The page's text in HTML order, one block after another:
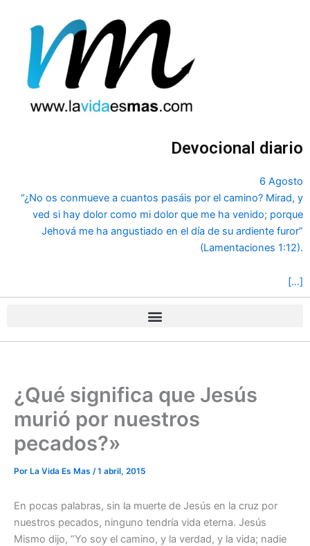
contenido
Devocional diario
6 Agosto
“¿No os conmueve a cuantos pasáis por el camino? Mirad, y
ved si hay dolor como mi dolor que me ha venido; porque
Jehová me ha angustiado en el día de su ardiente furor”
(Lamentaciones 1:12).
[…]
¿Qué significa que Jesús
murió por nuestros
pecados?»
Por La Vida Es Mas /1 abril, 2015
En pocas palabras, sin la muerte de Jesús en la cruz por
nuestros pecados, ninguno tendría vida eterna. Jesús
Mismo dijo, “Yo soy el camino, y la verdad, y la vida; nadie